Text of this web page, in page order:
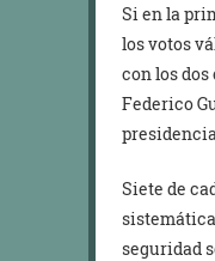
Si en la
los votos
con los
Federico
Siete de
seguridad